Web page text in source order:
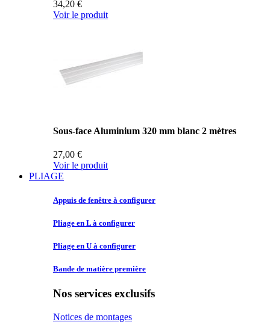
34,20 €
Voir le produit
Sous-face Aluminium 320 mm blanc 2 mètres
27,00 €
Voir le produit
PLIAGE
Appuis de fenêtre à configurer
Pliage en L à configurer
Pliage en U à configurer
Bande de matière première
Nos services exclusifs
Notices de montages